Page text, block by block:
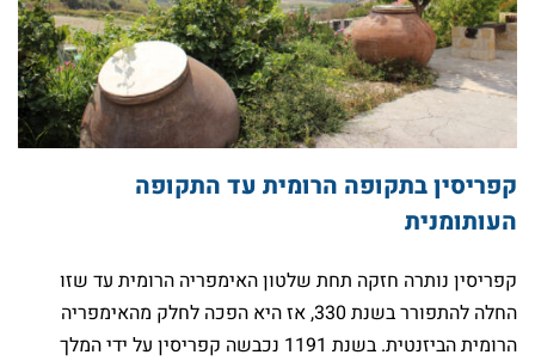
קפריסין בתקופה הרומית עד התקופה
העותומנית
קפריסין נותרה חזקה תחת שלטון האימפריה הרומית עד שזו
החלה להתפורר בשנת 330, אז היא הפכה לחלק מהאימפריה
הרומית הביזנטית. בשנת 1191 נכבשה קפריסין על ידי המלך